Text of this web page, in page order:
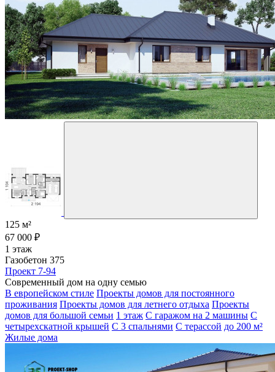
125 м²
67 000 ₽
1 этаж
Газобетон 375
Проект 7-94
Современный дом на одну семью
В европейском стиле Проекты домов для постоянного
проживания Проекты домов для летнего отдыха Проекты
домов для большой семьи 1 этаж С гаражом на 2 машины С
четырехскатной крышей С 3 спальнями С терассой до 200 м²
Жилые дома